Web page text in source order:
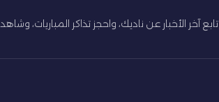
تابع آخر الأخبار عن ناديك، واحجز تذاكر المباريات،